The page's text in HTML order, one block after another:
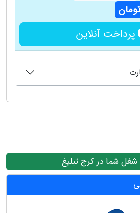
پرداخت آنلاین
شما در کرج تبلیغ